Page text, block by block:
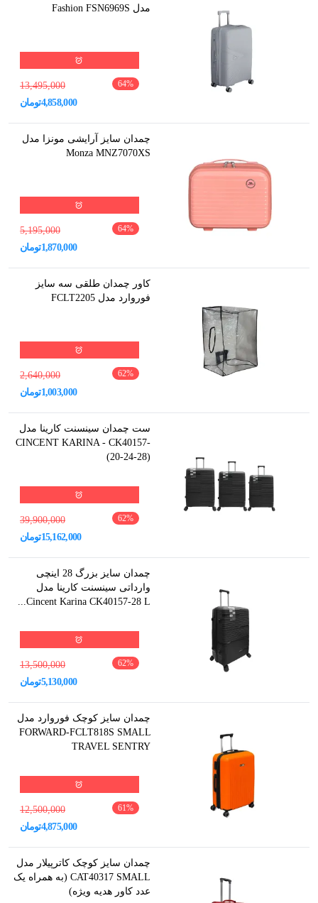
مدل Fashion FSN6969S
64%
13,495,000
4,858,000تومان
چمدان سایز آرایشی مونزا مدل
Monza MNZ7070XS
64%
5,195,000
1,870,000تومان
کاور چمدان طلقی سه سایز
فوروارد مدل FCLT2205
62%
2,640,000
1,003,000تومان
ست چمدان سینسنت کارینا مدل
CINCENT KARINA - CK40157-
(20-24-28)
62%
39,900,000
15,162,000تومان
چمدان سایز بزرگ 28 اینچی
وارداتی سینسنت کارینا مدل
Cincent Karina CK40157-28 L...
62%
13,500,000
5,130,000تومان
چمدان سایز کوچک فوروارد مدل
FORWARD-FCLT818S SMALL
TRAVEL SENTRY
61%
12,500,000
4,875,000تومان
چمدان سایز کوچک کاترپیلار مدل
CAT40317 SMALL (به همراه یک
عدد کاور هدیه ویژه)